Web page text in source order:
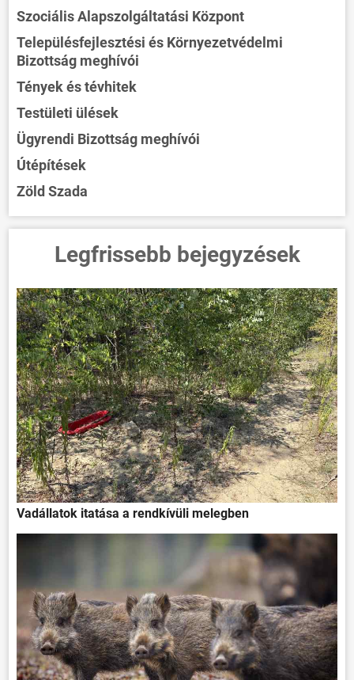
Szociális Alapszolgáltatási Központ
Településfejlesztési és Környezetvédelmi
Bizottság meghívói
Tények és tévhitek
Testületi ülések
Ügyrendi Bizottság meghívói
Útépítések
Zöld Szada
Legfrissebb bejegyzések
Vadállatok itatása a rendkívüli melegben